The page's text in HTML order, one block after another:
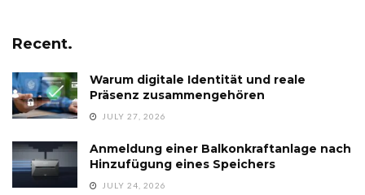
Recent.
Warum digitale Identität und reale
Präsenz zusammengehören
JULY 27, 2026
Anmeldung einer Balkonkraftanlage nach
Hinzufügung eines Speichers
JULY 24, 2026